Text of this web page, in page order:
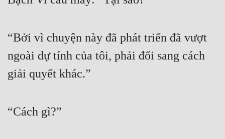
Đô Thị
“Bởi vì chuyện này đã phát triển đã vượt
ngoài dự tính của tôi, phải đổi sang cách
giải quyết khác.”
“Cách gì?”